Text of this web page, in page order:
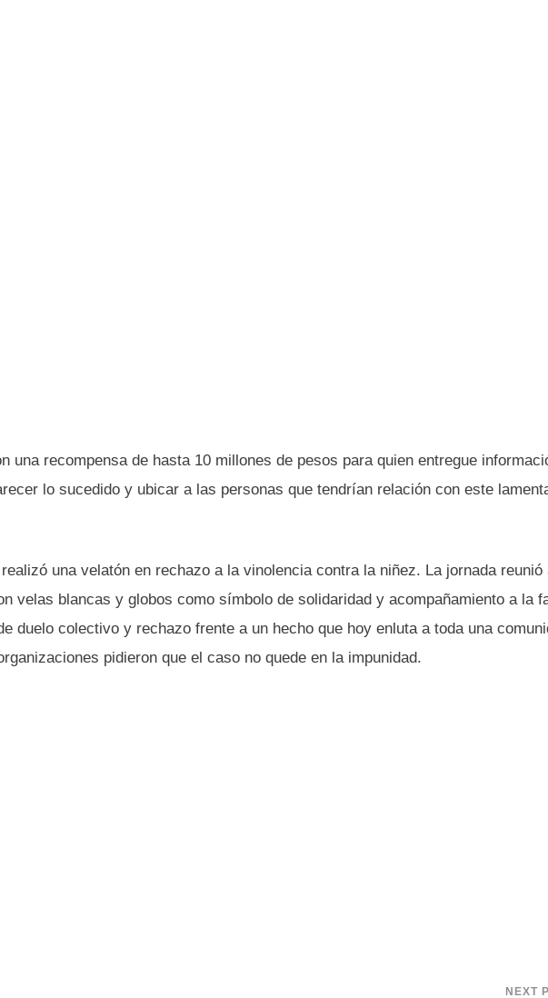
una recompensa de hasta 10 millones de pesos para quien entregue
lo sucedido y ubicar a las personas que tendrían relación con este
una velatón en rechazo a la vinolencia contra la niñez. La jornada reunió
velas blancas y globos como símbolo de solidaridad y acompañamiento a la
duelo colectivo y rechazo frente a un hecho que hoy enluta a toda una
pidieron que el caso no quede en la impunidad.
NEXT